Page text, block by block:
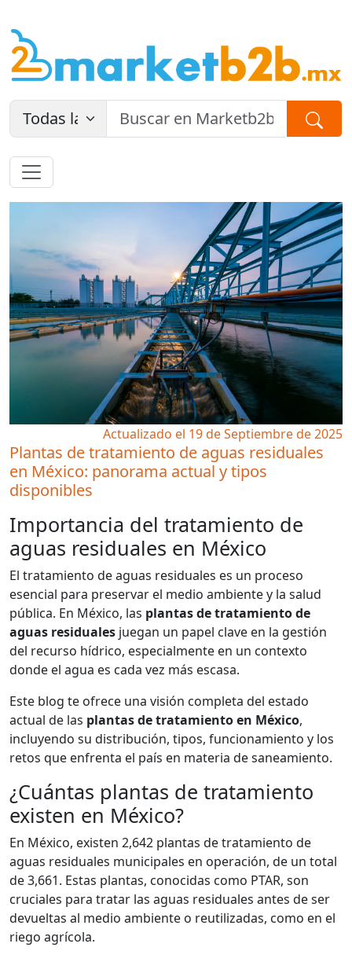
Actualizado el 19 de Septiembre de 2025
Plantas de tratamiento de aguas residuales
en México: panorama actual y tipos
disponibles
Importancia del tratamiento de
aguas residuales en México
El tratamiento de aguas residuales es un proceso
esencial para preservar el medio ambiente y la salud
pública. En México, las plantas de tratamiento de
aguas residuales juegan un papel clave en la gestión
del recurso hídrico, especialmente en un contexto
donde el agua es cada vez más escasa.
Este blog te ofrece una visión completa del estado
actual de las plantas de tratamiento en México,
incluyendo su distribución, tipos, funcionamiento y los
retos que enfrenta el país en materia de saneamiento.
¿Cuántas plantas de tratamiento
existen en México?
En México, existen 2,642 plantas de tratamiento de
aguas residuales municipales en operación, de un total
de 3,661. Estas plantas, conocidas como PTAR, son
cruciales para tratar las aguas residuales antes de ser
devueltas al medio ambiente o reutilizadas, como en el
riego agrícola.